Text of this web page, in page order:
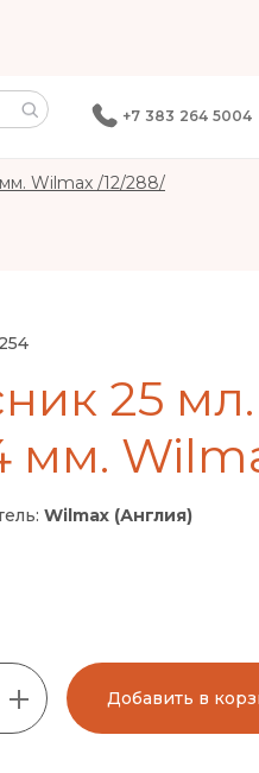
+7 383 264 5004
Wilmax /12/288/
25
мм.
Wilmax (Англия)
Добавить в